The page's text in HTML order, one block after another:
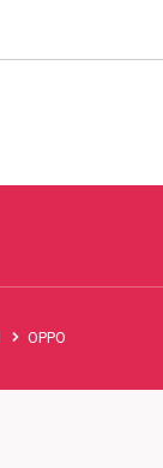
お客様の声 お
OPPO